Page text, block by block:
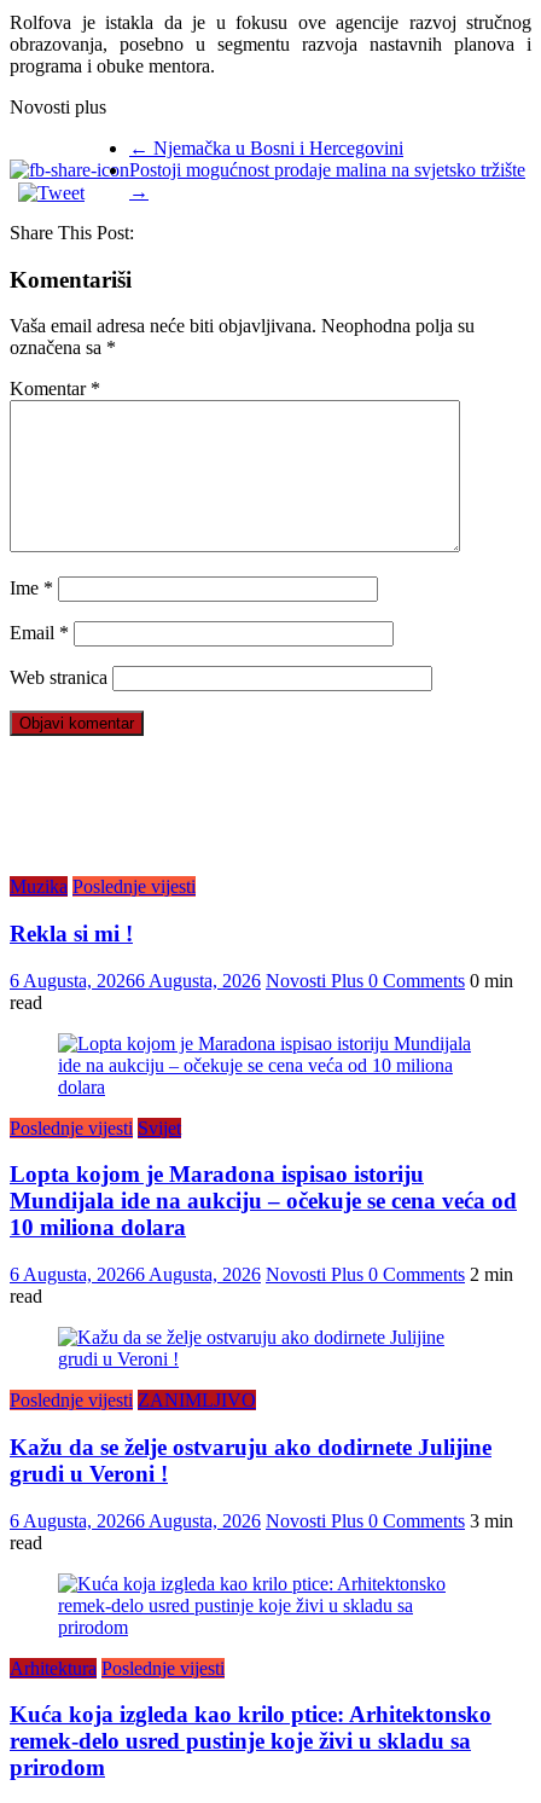
Rolfova je istakla da je u fokusu ove agencije razvoj stručnog
obrazovanja, posebno u segmentu razvoja nastavnih planova i
programa i obuke mentora.
Novosti plus
← Njemačka u Bosni i Hercegovini
Postoji mogućnost prodaje malina na svjetsko tržište
→
Share This Post:
Komentariši
Vaša email adresa neće biti objavljivana. Neophodna polja su
označena sa *
Komentar *
Ime *
Email *
Web stranica
Muzika Poslednje vijesti
Rekla si mi !
6 Augusta, 20266 Augusta, 2026 Novosti Plus 0 Comments 0 min
read
Poslednje vijesti Svijet
Lopta kojom je Maradona ispisao istoriju
Mundijala ide na aukciju – očekuje se cena veća od
10 miliona dolara
6 Augusta, 20266 Augusta, 2026 Novosti Plus 0 Comments 2 min
read
Poslednje vijesti ZANIMLJIVO
Kažu da se želje ostvaruju ako dodirnete Julijine
grudi u Veroni !
6 Augusta, 20266 Augusta, 2026 Novosti Plus 0 Comments 3 min
read
Arhitektura Poslednje vijesti
Kuća koja izgleda kao krilo ptice: Arhitektonsko
remek-delo usred pustinje koje živi u skladu sa
prirodom